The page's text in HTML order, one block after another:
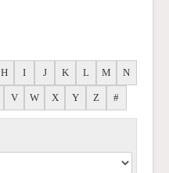
H I J K L M N
V W X Y Z #